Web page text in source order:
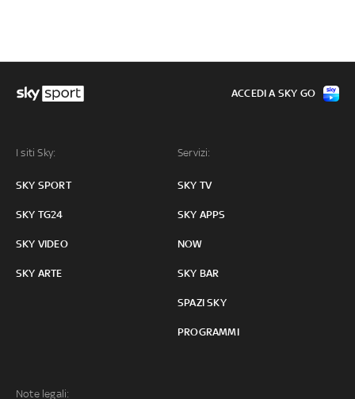
I siti Sky:
SKY SPORT
SKY TG24
SKY VIDEO
SKY ARTE
Servizi:
SKY TV
SKY APPS
NOW
SKY BAR
SPAZI SKY
PROGRAMMI
Note legali:
ACCEDI A SKY GO